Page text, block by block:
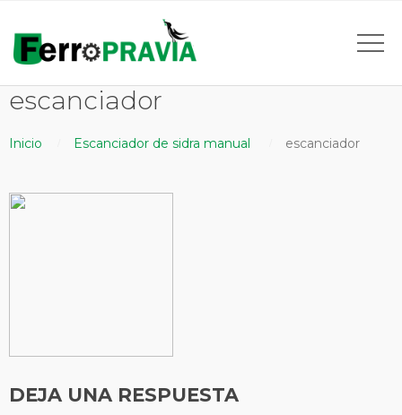
escanciador
Inicio Escanciador de sidra manual escanciador
DEJA UNA RESPUESTA